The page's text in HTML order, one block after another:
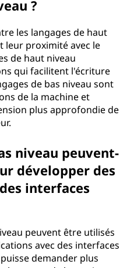
?
les langages de haut
leur proximité avec le
de haut niveau
qui facilitent l'écriture
de bas niveau sont
de la machine et
plus approfondie de
niveau peuvent-
développer des
interfaces
peuvent être utilisés
avec des interfaces
demander plus